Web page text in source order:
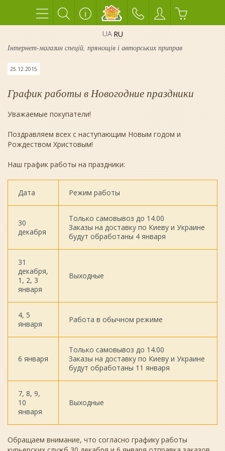
UA RU
Інтернет-магазин спецій, прянощів і авторських приправ
25.12.2015
График работы в Новогодние праздники
Уважаемые покупатели!
Поздравляем всех с наступающим Новым годом и
Рождеством Христовым!
Наш график работы на праздники:
Дата Режим работы
30
декабря
Только самовывоз до 14.00
Заказы на доставку по Киеву и Украине
будут обработаны 4 января
31
декабря,
1, 2, 3
января
Выходные
4, 5
января
Работа в обычном режиме
6 января
Только самовывоз до 14.00
Заказы на доставку по Киеву и Украине
будут обработаны 11 января
7, 8, 9,
10
января
Выходные
Обращаем внимание, что согласно графику работы